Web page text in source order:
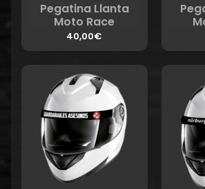
Pegatina Llanta
Moto Race
40,00€